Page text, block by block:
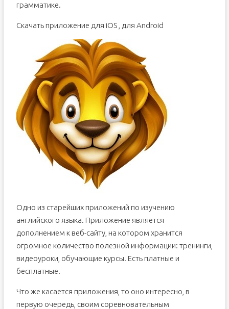
грамматике.
Скачать приложение для iOS , для Android
Одно из старейших приложений по изучению
английского языка. Приложение является
дополнением к веб-сайту, на котором хранится
огромное количество полезной информации: тренинги,
видеоуроки, обучающие курсы. Есть платные и
бесплатные.
Что же касается приложения, то оно интересно, в
первую очередь, своим соревновательным